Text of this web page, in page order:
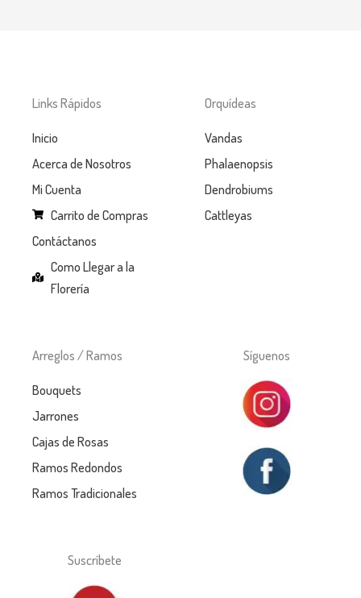
Links Rápidos
Inicio
Acerca de Nosotros
Mi Cuenta
Carrito de Compras
Contáctanos
Como Llegar a la
Florería
Orquídeas
Vandas
Phalaenopsis
Dendrobiums
Cattleyas
Arreglos / Ramos
Bouquets
Jarrones
Cajas de Rosas
Ramos Redondos
Ramos Tradicionales
Síguenos
Suscríbete